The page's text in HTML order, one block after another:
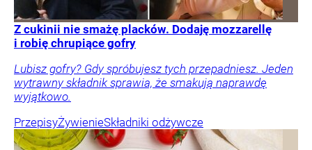
Z cukinii nie smażę placków. Dodaję mozzarellę
i robię chrupiące gofry
Lubisz gofry? Gdy spróbujesz tych przepadniesz. Jeden
wytrawny składnik sprawia, że smakują naprawdę
wyjątkowo.
PrzepisyŻywienieSkładniki odżywcze